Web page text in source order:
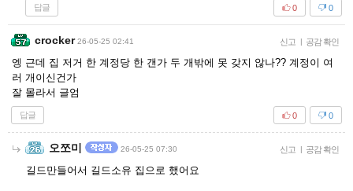
답글 0
0
crocker 26-05-25 02:41 신고 | 공감 확인
엥 근데 집 저거 한 계정당 한 갠가 두 개밖에 못 갖지 않나?? 계정이 여
러 개이신건가
잘 몰라서 글엄
답글 0
0
오쪼미 26-05-25 07:30 신고 | 공감 확인
길드만들어서 길드소유 집으로 했어요